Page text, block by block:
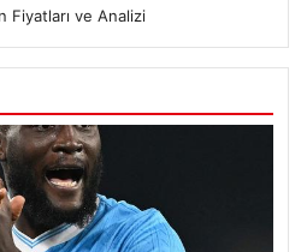
Fiyatları ve Analizi